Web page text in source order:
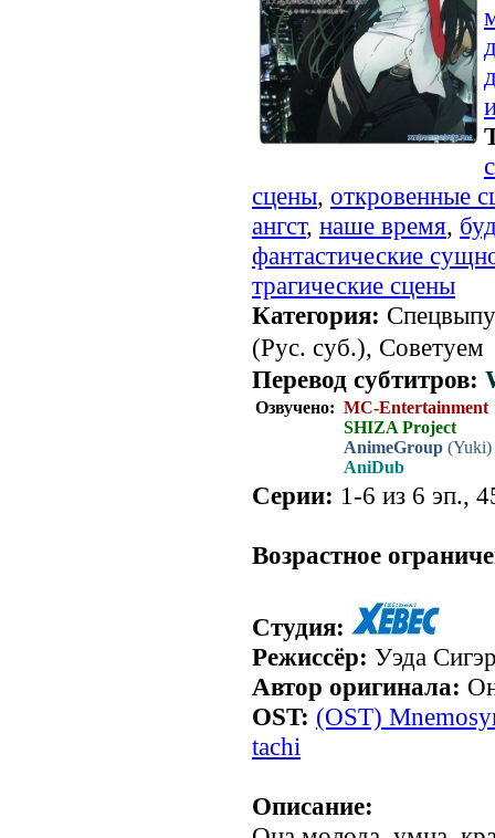
сцены, откровенные
ангст, наше время,
фантастические
трагические сцены
Категория:
(Рус. суб.), Советуем
Перевод субтитров:
Озвучено: MC-Entertainment
SHIZA Project
AnimeGroup (Yuki)
AniDub
Серии: 1-6 из 6 эп.,
Возрастное
Студия:
Режиссёр: Уэда
Автор оригинала:
OST: (OST)
tachi
Описание: